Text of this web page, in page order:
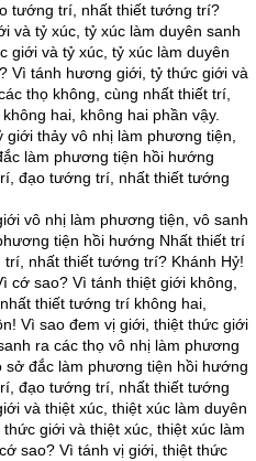
tướng trí, nhất thiết tướng trí?
và tỷ xúc, tỷ xúc làm duyên sanh
giới và tỷ xúc, tỷ xúc làm duyên
Vì tánh hương giới, tỷ thức giới và
thọ không, cùng nhất thiết trí,
hai, không hai phần vậy.
thảy vô nhị làm phương tiện,
làm phương tiện hồi hướng
đạo tướng trí, nhất thiết tướng
vô nhị làm phương tiện, vô sanh
tiện hồi hướng Nhất thiết trí
nhất thiết tướng trí? Khánh Hỷ!
cớ sao? Vì tánh thiệt giới không,
thiết tướng trí không hai,
Vì sao đem vị giới, thiệt thức giới
ra các thọ vô nhị làm phương
đắc làm phương tiện hồi hướng
đạo tướng trí, nhất thiết tướng
và thiệt xúc, thiệt xúc làm duyên
giới và thiệt xúc, thiệt xúc làm
sao? Vì tánh vị giới, thiệt thức